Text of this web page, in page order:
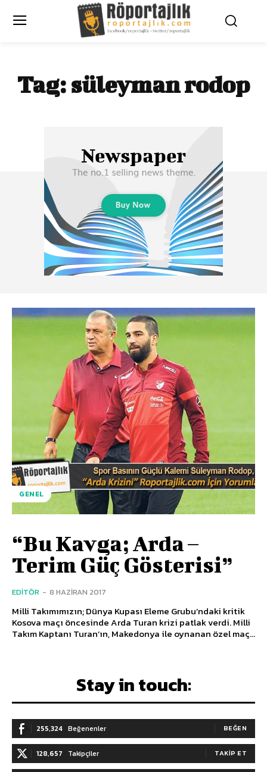
Tag: süleyman rodop
GENEL
“Bu Kavga; Arda –
Terim Güç Gösterisi”
EDITÖR - 8 HAZIRAN 2017
Milli Takımımızın; Dünya Kupası Eleme Grubu’ndaki kritik
Kosova maçı öncesinde Arda Turan krizi patlak verdi. Milli
Takım Kaptanı Turan’ın, Makedonya ile oynanan özel maç...
Stay in touch:
255,324 Beğenenler BEĞEN
128,657 Takipçiler TAKIP ET